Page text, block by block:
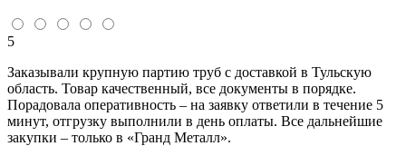
5
Заказывали крупную партию труб с доставкой в Тульскую
область. Товар качественный, все документы в порядке.
Порадовала оперативность – на заявку ответили в течение 5
минут, отгрузку выполнили в день оплаты. Все дальнейшие
закупки – только в «Гранд Металл».